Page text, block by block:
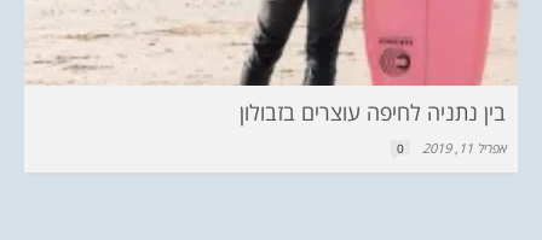
בין נתניה לחיפה עוצרים בזבולון
אפריל 11, 2019 0